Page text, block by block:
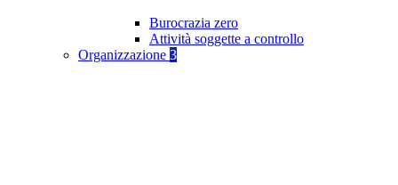
Burocrazia zero
Attività soggette a controllo
Organizzazione 3